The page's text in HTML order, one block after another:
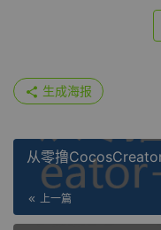
生成海报
从零撸
上一篇